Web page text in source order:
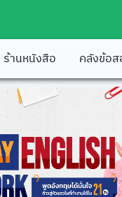
ร้านหนังสือ คลังข้อ